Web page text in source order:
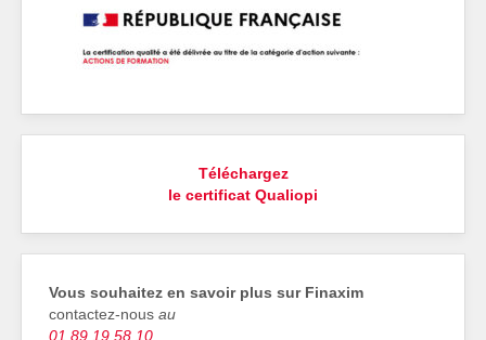
Téléchargez
le certificat Qualiopi
Vous souhaitez en savoir plus sur Finaxim
contactez‑nous au
01 89 19 58 10